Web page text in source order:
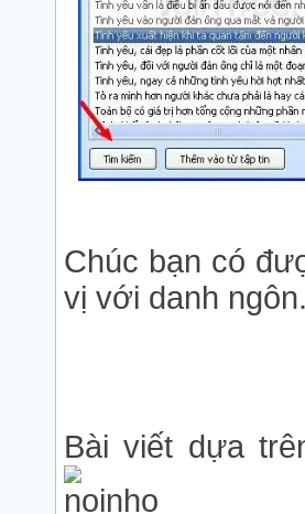
Chúc bạn có
vị với danh
Bài viết dựa